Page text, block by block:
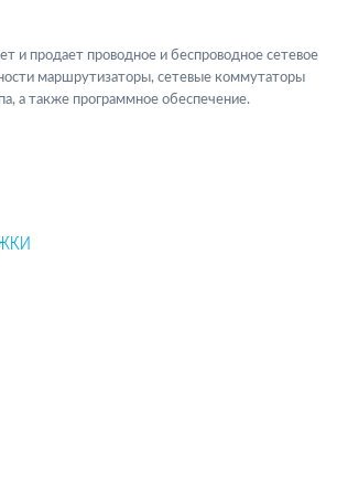
и продает проводное и беспроводное сетевое
маршрутизаторы, сетевые коммутаторы
а также программное обеспечение.